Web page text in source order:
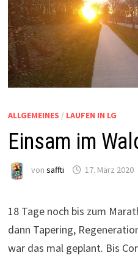
ALLGEMEINES / LAUFEN IN LG
Einsam im
von saffti 17. März 2020
18 Tage noch bis zum
dann Tapering,
war das mal geplant. Bis